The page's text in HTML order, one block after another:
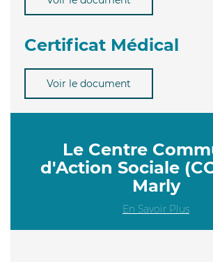
Certificat Médical
Voir le document
Le Centre
d'Action Sociale
Marly
En Savoir Plus